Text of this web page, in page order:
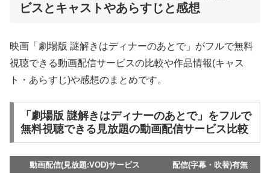
ビスとキャストやあらすじと感想
映画「劇場版 謎解きはディナーのあとで」がフルで無料
視聴できる動画配信サービスの比較や作品情報(キャス
ト・あらすじ)や感想のまとめです。
「劇場版 謎解きはディナーのあとで」をフルで
無料視聴できる見放題の動画配信サービス比較
動画配信(見放題:VOD)サービス
配信(字幕・吹替)有無